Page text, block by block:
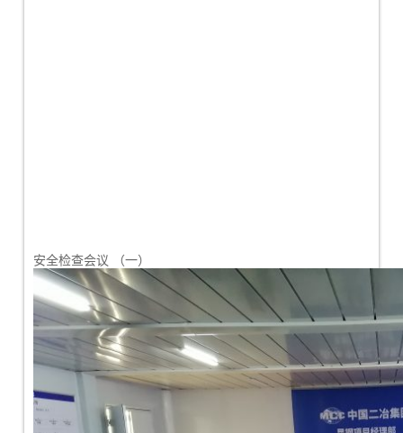
安全检查会议 （一）